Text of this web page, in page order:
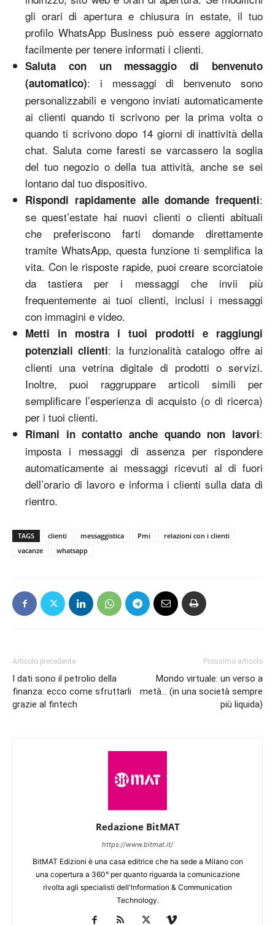
gli orari di apertura e chiusura in estate, il tuo
profilo WhatsApp Business può essere aggiornato
facilmente per tenere informati i clienti.
Saluta con un messaggio di benvenuto
(automatico): i messaggi di benvenuto sono
personalizzabili e vengono inviati automaticamente
ai clienti quando ti scrivono per la prima volta o
quando ti scrivono dopo 14 giorni di inattività della
chat. Saluta come faresti se varcassero la soglia
del tuo negozio o della tua attività, anche se sei
lontano dal tuo dispositivo.
Rispondi rapidamente alle domande frequenti:
se quest’estate hai nuovi clienti o clienti abituali
che preferiscono farti domande direttamente
tramite WhatsApp, questa funzione ti semplifica la
vita. Con le risposte rapide, puoi creare scorciatoie
da tastiera per i messaggi che invii più
frequentemente ai tuoi clienti, inclusi i messaggi
con immagini e video.
Metti in mostra i tuoi prodotti e raggiungi
potenziali clienti: la funzionalità catalogo offre ai
clienti una vetrina digitale di prodotti o servizi.
Inoltre, puoi raggruppare articoli simili per
semplificare l’esperienza di acquisto (o di ricerca)
per i tuoi clienti.
Rimani in contatto anche quando non lavori:
imposta i messaggi di assenza per rispondere
automaticamente ai messaggi ricevuti al di fuori
dell’orario di lavoro e informa i clienti sulla data di
rientro.
TAGS clienti messaggistica Pmi
relazioni con i clienti
vacanze
whatsapp
Articolo precedente
I dati sono il petrolio della
finanza: ecco come sfruttarli
grazie al fintech
Prossimo articolo
Mondo virtuale: un verso a
metà… (in una società sempre
più liquida)
Redazione BitMAT
https://www.bitmat.it/
BitMAT Edizioni è una casa editrice che ha sede a Milano con
una copertura a 360° per quanto riguarda la comunicazione
rivolta agli specialisti dell'lnformation & Communication
Technology.